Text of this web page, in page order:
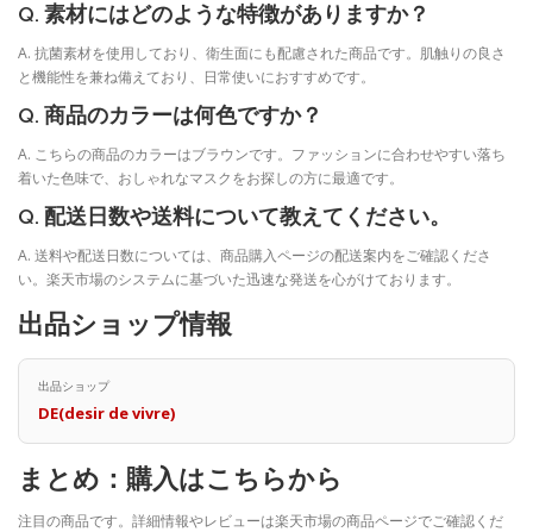
Q. 素材にはどのような特徴がありますか？
A. 抗菌素材を使用しており、衛生面にも配慮された商品です。肌触りの良さ
と機能性を兼ね備えており、日常使いにおすすめです。
Q. 商品のカラーは何色ですか？
A. こちらの商品のカラーはブラウンです。ファッションに合わせやすい落ち
着いた色味で、おしゃれなマスクをお探しの方に最適です。
Q. 配送日数や送料について教えてください。
A. 送料や配送日数については、商品購入ページの配送案内をご確認くださ
い。楽天市場のシステムに基づいた迅速な発送を心がけております。
出品ショップ情報
出品ショップ
DE(desir de vivre)
まとめ：購入はこちらから
注目の商品です。詳細情報やレビューは楽天市場の商品ページでご確認くだ